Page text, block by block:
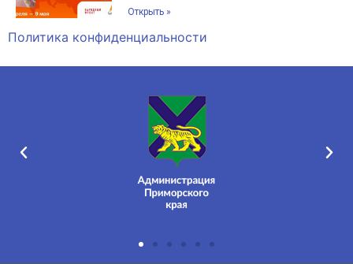
Открыть »
Политика конфиденциальности